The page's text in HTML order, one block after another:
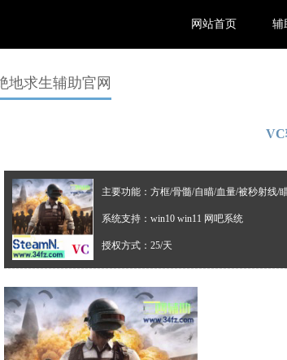
网站首页 辅
地求生辅助官网
VC
主要功能：方框/骨髓/自瞄/血量/被秒射线/
系统支持：win10 win11 网吧系统
授权方式：25/天